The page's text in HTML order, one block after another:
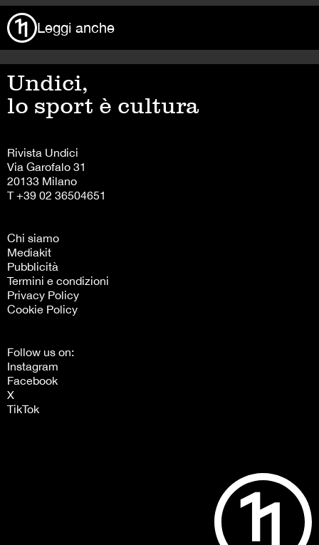
Leggi anche
Undici,
lo sport è cultura
Rivista Undici
Via Garofalo 31
20133 Milano
T +39 02 36504651
Chi siamo
Mediakit
Pubblicità
Termini e condizioni
Privacy Policy
Cookie Policy
Follow us on:
Instagram
Facebook
X
TikTok